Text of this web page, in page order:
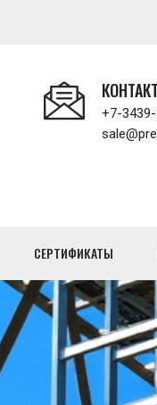
+7-
СЕРТИФИКАТЫ